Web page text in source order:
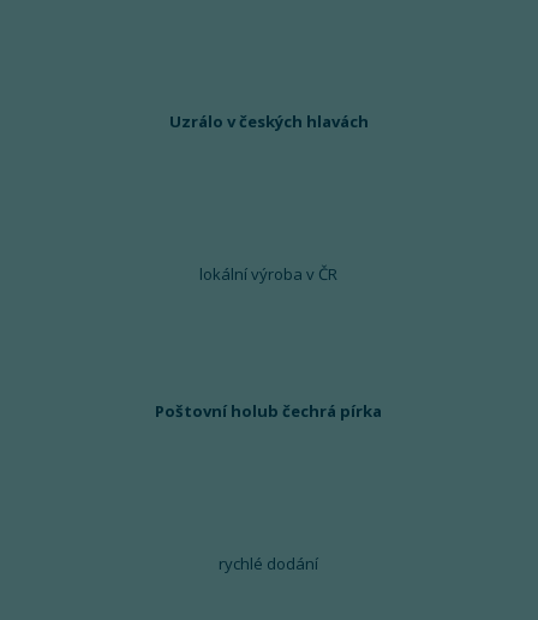
Uzrálo v českých hlavách
lokální výroba v ČR
Poštovní holub čechrá pírka
rychlé dodání